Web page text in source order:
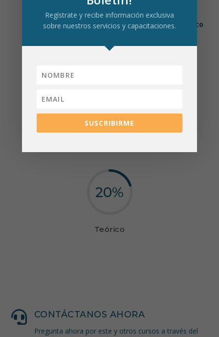
Nuestra metodología prioriza la práctica sobre la
teoría,asegurando un aprendizaje útil, dinámico
Práctico
20%
Teórico
 CONTÁCTANOS AHORA
Pregunta ahora por este y otros cursos a través del
Regístrate y recibe información exclusiva
sobre nuestros servicios y capacitaciones.
SUSCRIBIRME